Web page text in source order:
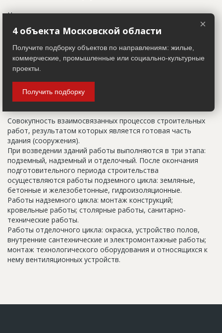
Настоящим строительным адресом можно считать адрес,
указанный в правоустанавливающих документах. Иногда
строительные организации делают свои добавления
(например, вторая очередь). В официальных документах
должен присутствовать официальный строительный адрес,
а все остальное - это уточнения типа "шестикомнатная
квартира с большой кладовой", которые годятся только
для переговоров.
Цикл строительства
Совокупность взаимосвязанных процессов строительных
работ, результатом которых является готовая часть
здания (сооружения).
При возведении зданий работы выполняются в три этапа:
подземный, надземный и отделочный. После окончания
подготовительного периода строительства
осуществляются работы подземного цикла: земляные,
бетонные и железобетонные, гидроизоляционные.
Работы надземного цикла: монтаж конструкций;
кровельные работы; столярные работы, санитарно-
технические работы.
Работы отделочного цикла: окраска, устройство полов,
внутренние сантехнические и электромонтажные работы;
монтаж технологического оборудования и относящихся к
нему вентиляционных устройств.
×
4 объекта Московской области
Получите подборку объектов по направлениям: жилые,
коммерческие, промышленные или социально-культурные
проекты.
Получить подборку